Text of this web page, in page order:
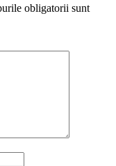
obligatorii sunt